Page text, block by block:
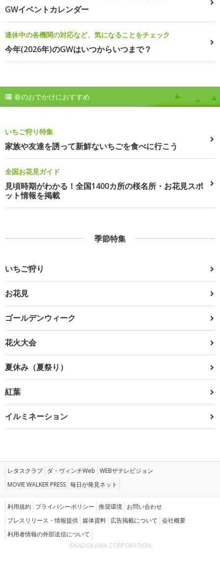
GWイベントカレンダー
連休中の各機関の対応など、気になることをチェック
今年(2026年)のGWはいつからいつまで？
春のおでかけにおすすめ
いちご狩り特集
家族や友達を誘って新鮮ないちごを食べに行こう
全国お花見ガイド
見頃時期がわかる！全国1400カ所の桜名所・お花見スポ
ット情報を掲載
季節特集
いちご狩り
お花見
ゴールデンウィーク
花火大会
夏休み（夏祭り）
紅葉
イルミネーション
レタスクラブ ダ・ヴィンチWeb WEBザテレビジョン
MOVIE WALKER PRESS 毎日が発見ネット
利用規約 プライバシーポリシー 推奨環境 お問い合わせ
プレスリリース・情報提供 媒体資料 広告掲載について 会社概要
利用者情報の外部送信について
©KADOKAWA CORPORATION